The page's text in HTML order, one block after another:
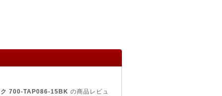
ク 700-TAP086-15BK の商品レビュ